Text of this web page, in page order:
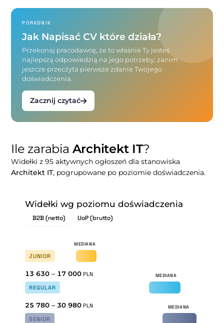
PORADNIK
Jak Napisać CV które działa?
Przekonaj pracodawcę, że to właśnie Ty jesteś
najlepszą odpowiedzią na jego potrzeby, zanim
jeszcze przeczyta pierwsze zdanie Twojego
doświadczenia.
Zacznij czytać
Ile zarabia Architekt IT?
Widełki z 95 aktywnych ogłoszeń dla stanowiska
Architekt IT, pogrupowane po poziomie doświadczenia.
Widełki wg poziomu doświadczenia
B2B (netto) UoP (brutto)
JUNIOR
13 630 – 17 000 PLN
REGULAR
25 780 – 30 980 PLN
SENIOR